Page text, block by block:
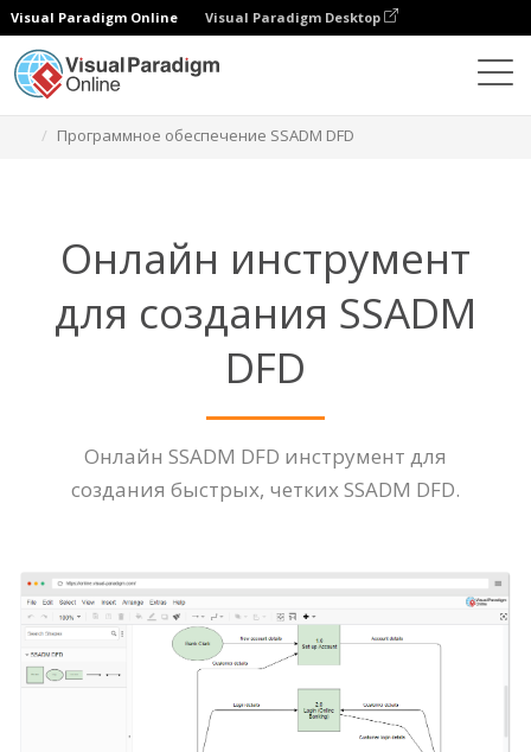
Visual Paradigm Online Visual Paradigm Desktop
Программное обеспечение SSADM DFD
Онлайн инструмент
для создания SSADM
DFD
Онлайн SSADM DFD инструмент для
создания быстрых, четких SSADM DFD.